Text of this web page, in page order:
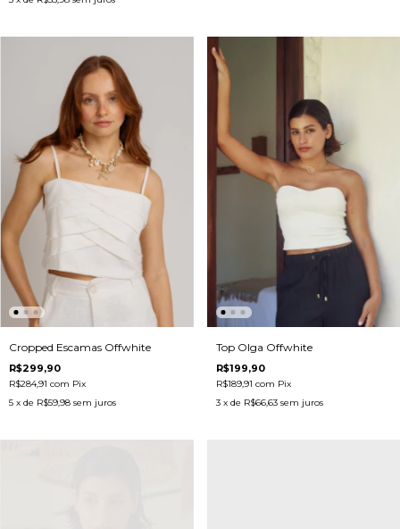
Cropped Escamas Offwhite
R$299,90
R$284,91 com Pix
5 x de R$59,98 sem juros
Top Olga Offwhite
R$199,90
R$189,91 com Pix
3 x de R$66,63 sem juros